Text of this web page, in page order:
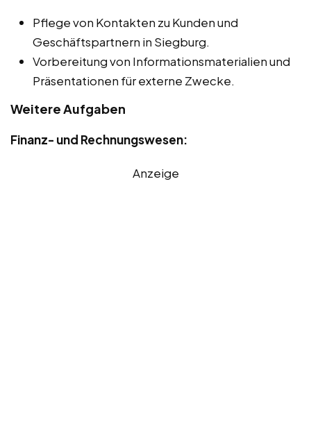
Pflege von Kontakten zu Kunden und
Geschäftspartnern in Siegburg.
Vorbereitung von Informationsmaterialien und
Präsentationen für externe Zwecke.
Weitere Aufgaben
Finanz- und Rechnungswesen:
Anzeige